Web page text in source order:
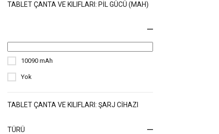
TABLET ÇANTA VE KILIFLARI: PIL GÜCÜ (MAH)
10090 mAh
Yok
TABLET ÇANTA VE KILIFLARI: ŞARJ CIHAZI
TÜRÜ